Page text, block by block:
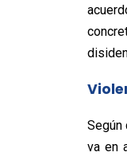
Según
va en